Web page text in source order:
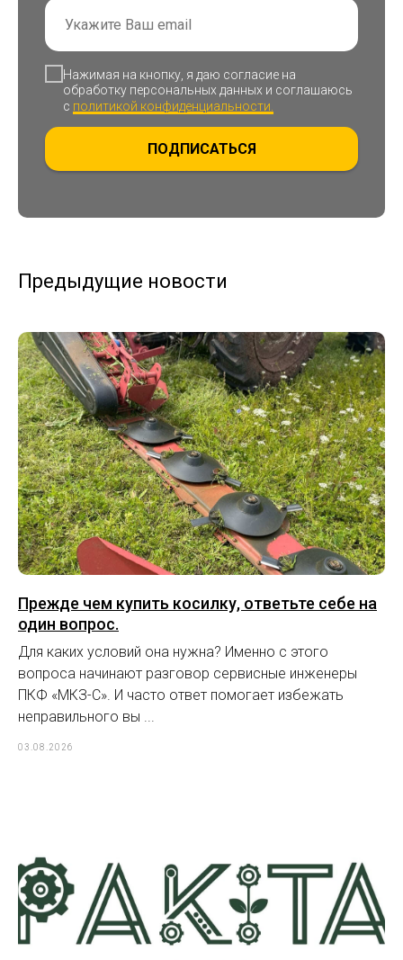
Нажимая на кнопку, я даю согласие на
обработку персональных данных и соглашаюсь
c политикой конфиденциальности.
ПОДПИСАТЬСЯ
Предыдущие новости
Прежде чем купить косилку, ответьте себе на
один вопрос.
Для каких условий она нужна? Именно с этого
вопроса начинают разговор сервисные инженеры
ПКФ «МКЗ-С». И часто ответ помогает избежать
неправильного вы ...
03.08.2026